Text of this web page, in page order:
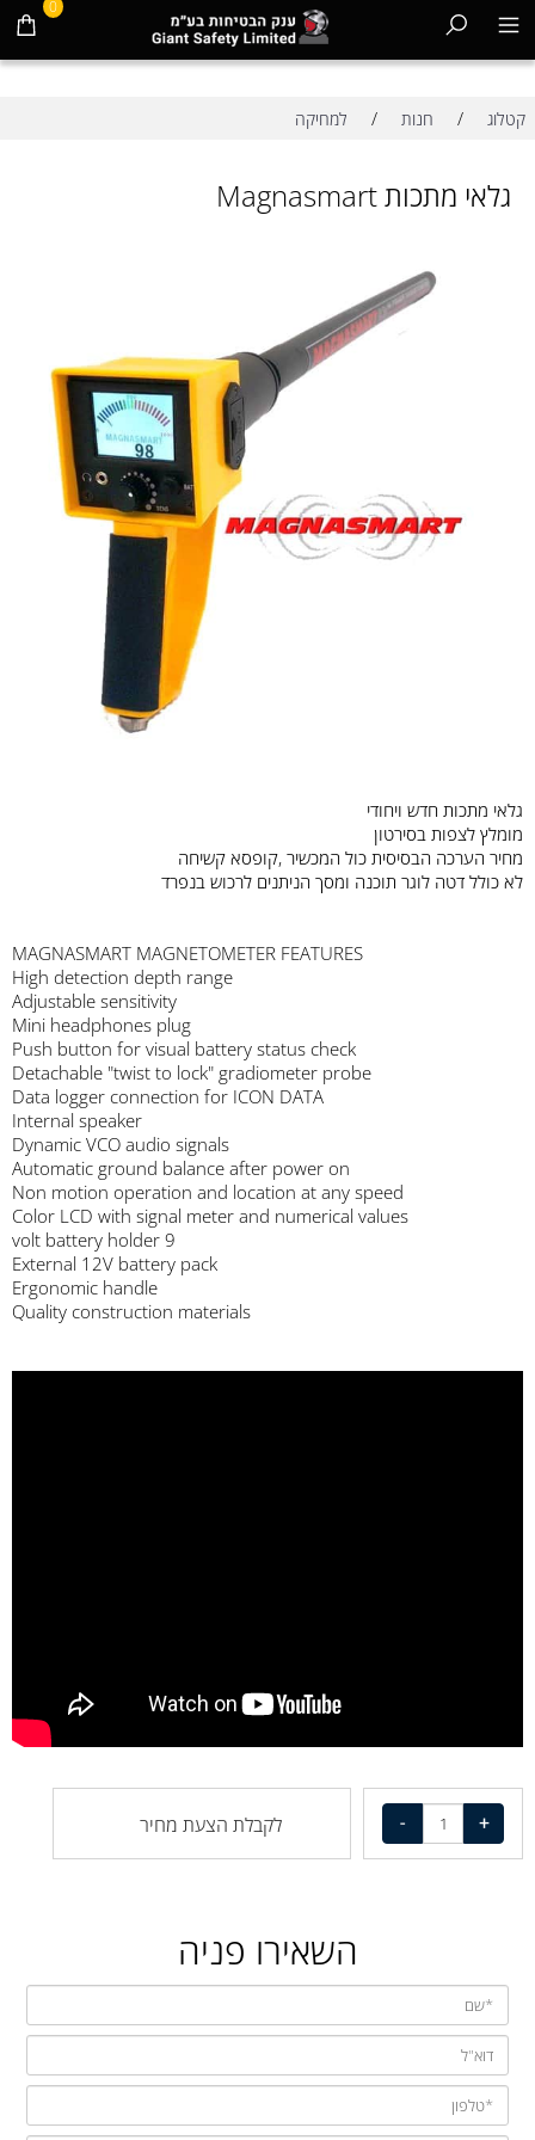
0
קטלוג / חנות / למחיקה
גלאי מתכות Magnasmart
גלאי מתכות חדש ויחודי
מומלץ לצפות בסירטון
מחיר הערכה הבסיסית כול המכשיר ,קופסא קשיחה
לא כולל דטה לוגר תוכנה ומסך הניתנים לרכוש בנפרד
MAGNASMART MAGNETOMETER FEATURES
High detection depth range
Adjustable sensitivity
Mini headphones plug
Push button for visual battery status check
Detachable "twist to lock" gradiometer probe
Data logger connection for ICON DATA
Internal speaker
Dynamic VCO audio signals
Automatic ground balance after power on
Non motion operation and location at any speed
Color LCD with signal meter and numerical values
9 volt battery holder
External 12V battery pack
Ergonomic handle
Quality construction materials
לקבלת הצעת מחיר
השאירו פניה